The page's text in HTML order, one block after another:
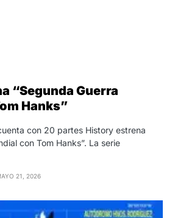
“Segunda Guerra
Hanks”
con 20 partes History estrena
con Tom Hanks”. La serie
21, 2026